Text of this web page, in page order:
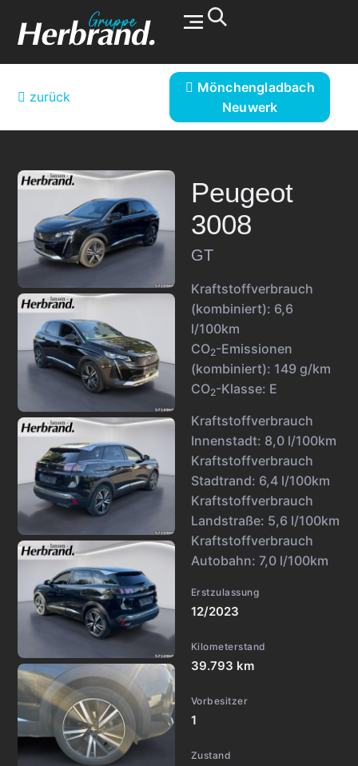
zurück
Mönchengladbach
Neuwerk
Peugeot
3008
GT
Kraftstoffverbrauch
(kombiniert): 6,6
l/100km
CO2-Emissionen
(kombiniert): 149 g/km
CO2-Klasse: E
Kraftstoffverbrauch
Innenstadt: 8,0 l/100km
Kraftstoffverbrauch
Stadtrand: 6,4 l/100km
Kraftstoffverbrauch
Landstraße: 5,6 l/100km
Kraftstoffverbrauch
Autobahn: 7,0 l/100km
Erstzulassung
12/2023
Kilometerstand
39.793 km
Vorbesitzer
1
Zustand